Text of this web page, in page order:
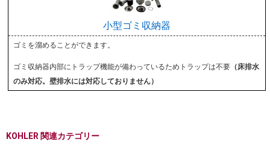
小型ゴミ収納器
ゴミを溜めることができます。
ゴミ収納器内部にトラップ機能が備わっているためトラップは不要 （床排水
のみ対応。壁排水には対応しておりません）
KOHLER 関連カテゴリー